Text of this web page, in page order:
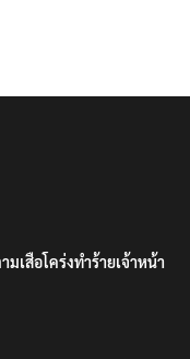
เสือโคร่งทำร้ายเจ้าหน้า